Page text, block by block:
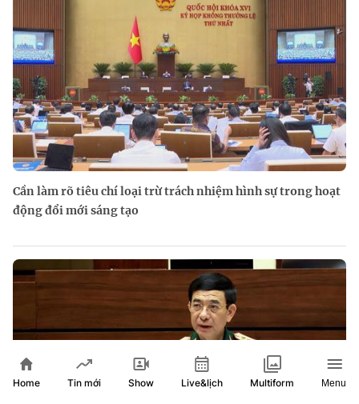
Cần làm rõ tiêu chí loại trừ trách nhiệm hình sự trong hoạt
động đổi mới sáng tạo
Home Tin mới Show Live&lịch Multiform Menu